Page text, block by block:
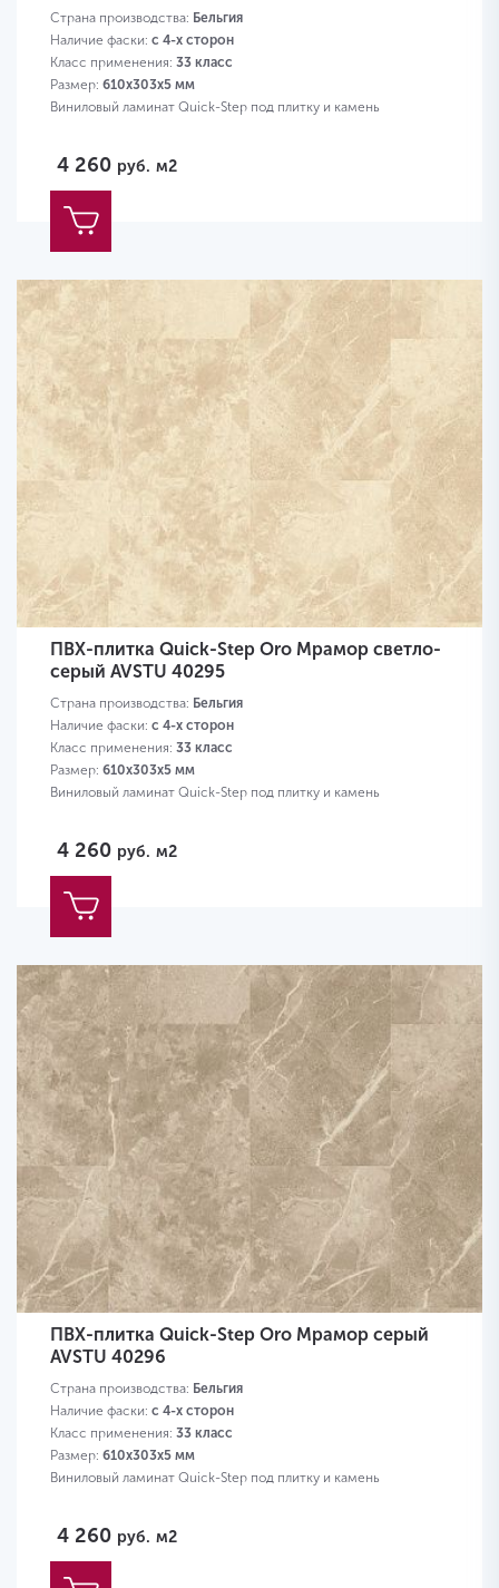
Страна производства: Бельгия
Наличие фаски: с 4-х сторон
Класс применения: 33 класс
Размер: 610х303х5 мм
Виниловый ламинат Quick-Step под плитку и камень
4 260 руб. м2
ПВХ-плитка Quick-Step Oro Мрамор светло-
серый AVSTU 40295
Страна производства: Бельгия
Наличие фаски: с 4-х сторон
Класс применения: 33 класс
Размер: 610х303х5 мм
Виниловый ламинат Quick-Step под плитку и камень
4 260 руб. м2
ПВХ-плитка Quick-Step Oro Мрамор серый
AVSTU 40296
Страна производства: Бельгия
Наличие фаски: с 4-х сторон
Класс применения: 33 класс
Размер: 610х303х5 мм
Виниловый ламинат Quick-Step под плитку и камень
4 260 руб. м2